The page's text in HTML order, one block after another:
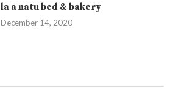
la a natu bed & bakery
December 14, 2020